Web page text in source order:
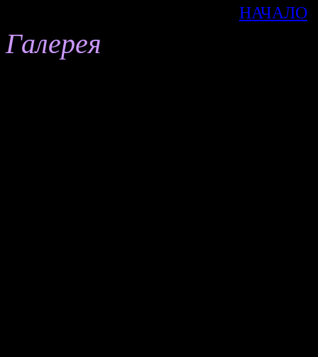
НАЧАЛО
Галерея